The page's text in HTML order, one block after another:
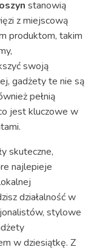
stanowią
z miejscową
produktom, takim
swoją
gadżety te nie są
pełnią
jest kluczowe w
skuteczne,
najlepieje
działalność w
stylowe
w dziesiątkę. Z